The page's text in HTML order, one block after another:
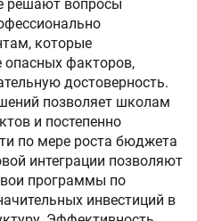
решают вопросы
которые
факторов,
достоверность.
позволяет школам
и постепенно
по мере роста бюджета
интеграции позволяют
программы по
инвестиций в